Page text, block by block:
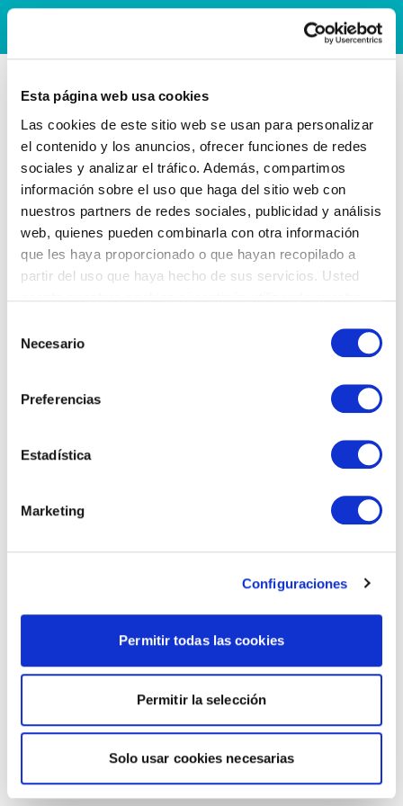
Esta página web usa cookies
Las cookies de este sitio web se usan para personalizar
el contenido y los anuncios, ofrecer funciones de redes
sociales y analizar el tráfico. Además, compartimos
información sobre el uso que haga del sitio web con
nuestros partners de redes sociales, publicidad y análisis
web, quienes pueden combinarla con otra información
que les haya proporcionado o que hayan recopilado a
partir del uso que haya hecho de sus servicios. Usted
Necesario
Preferencias
Estadística
Marketing
Configuraciones
Permitir todas las cookies
Permitir la selección
Solo usar cookies necesarias